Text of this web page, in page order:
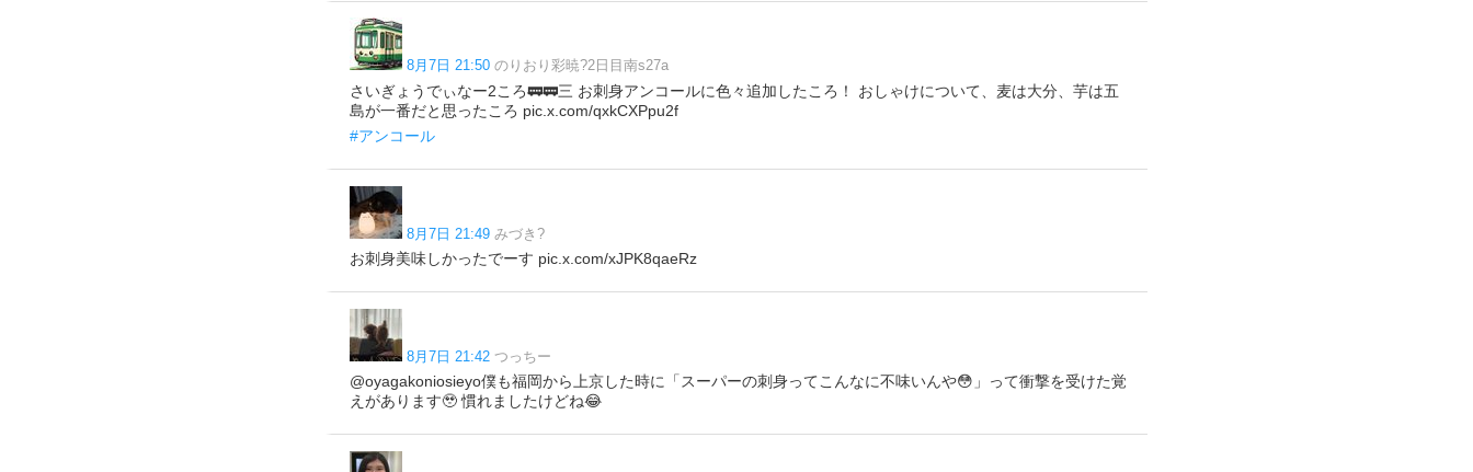
8月7日 21:50 のりおり彩暁?2日目南s27a
さいぎょうでぃなー2ころ🚃🚃三 お刺身アンコールに色々追加したころ！ おしゃけについて、麦は大分、芋は五
島が一番だと思ったころ pic.x.com/qxkCXPpu2f
#アンコール
8月7日 21:49 みづき?
お刺身美味しかったでーす pic.x.com/xJPK8qaeRz
8月7日 21:42 つっちー
@oyagakoniosieyo僕も福岡から上京した時に「スーパーの刺身ってこんなに不味いんや😳」って衝撃を受けた覚
えがあります🥹 慣れましたけどね😂